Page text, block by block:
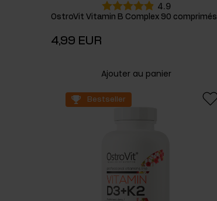
4.9
OstroVit Vitamin B Complex 90 comprimés
4,99 EUR
Ajouter au panier
Bestseller